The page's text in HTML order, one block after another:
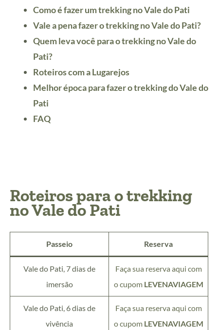
Como é fazer um trekking no Vale do Pati
Vale a pena fazer o trekking no Vale do Pati?
Quem leva você para o trekking no Vale do
Pati?
Roteiros com a Lugarejos
Melhor época para fazer o trekking do Vale do
Pati
FAQ
Roteiros para o trekking
no Vale do Pati
Passeio Reserva
Vale do Pati, 7 dias de
imersão
Faça sua reserva aqui com
o cupom LEVENAVIAGEM
Vale do Pati, 6 dias de
vivência
Faça sua reserva aqui com
o cupom LEVENAVIAGEM